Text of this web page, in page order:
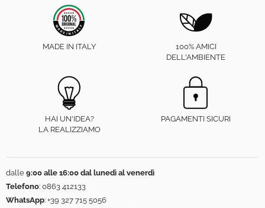
MADE IN ITALY
100% AMICI
DELL'AMBIENTE
HAI UN'IDEA?
LA REALIZZIAMO
PAGAMENTI SICURI
dalle 9:00 alle 16:00 dal lunedì al venerdì
Telefono: 0863 412133
WhatsApp: +39 327 715 5056